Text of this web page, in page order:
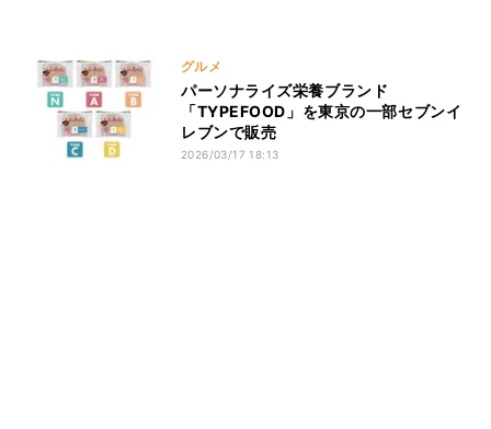
グルメ
パーソナライズ栄養ブランド
「TYPEFOOD」を東京の一部セブンイ
レブンで販売
2026/03/17 18:13